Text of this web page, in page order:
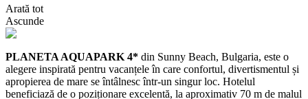
Arată tot
Ascunde
PLANETA AQUAPARK 4* din Sunny Beach, Bulgaria, este o
alegere inspirată pentru vacanțele în care confortul, divertismentul și
apropierea de mare se întâlnesc într-un singur loc. Hotelul
beneficiază de o poziționare excelentă, la aproximativ 70 m de malul